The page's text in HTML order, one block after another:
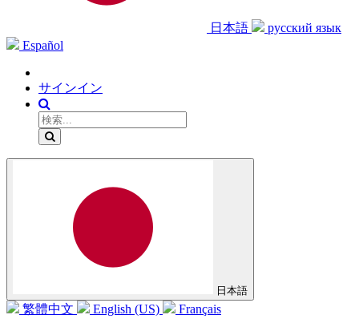
日本語
русский язык
Español
サインイン
日本語
繁體中文 English (US) Français